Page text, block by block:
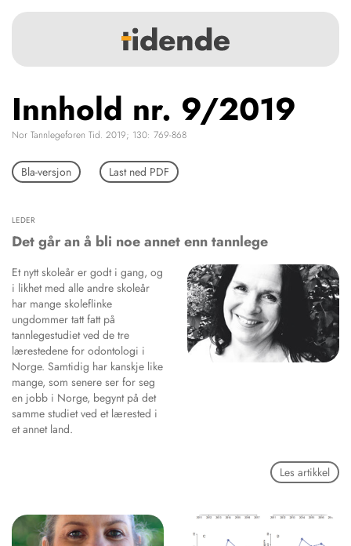
Tidligere utgaver
NETTBUTIKK
HENVISNINGER
KURSKALENDER
STILLINGER
ANNONSERING
FOR FORFATTERE
KONTAKT
About us
Innhold nr. 9/2019
Nor Tannlegeforen Tid. 2019; 130: 769-868
Bla-versjon Last ned PDF
LEDER
Det går an å bli noe annet enn tannlege
Et nytt skoleår er godt i gang, og
i likhet med alle andre skoleår
har mange skoleflinke
ungdommer tatt fatt på
tannlegestudiet ved de tre
lærestedene for odontologi i
Norge. Samtidig har kanskje like
mange, som senere ser for seg
en jobb i Norge, begynt på det
samme studiet ved et lærested i
et annet land.
Les artikkel